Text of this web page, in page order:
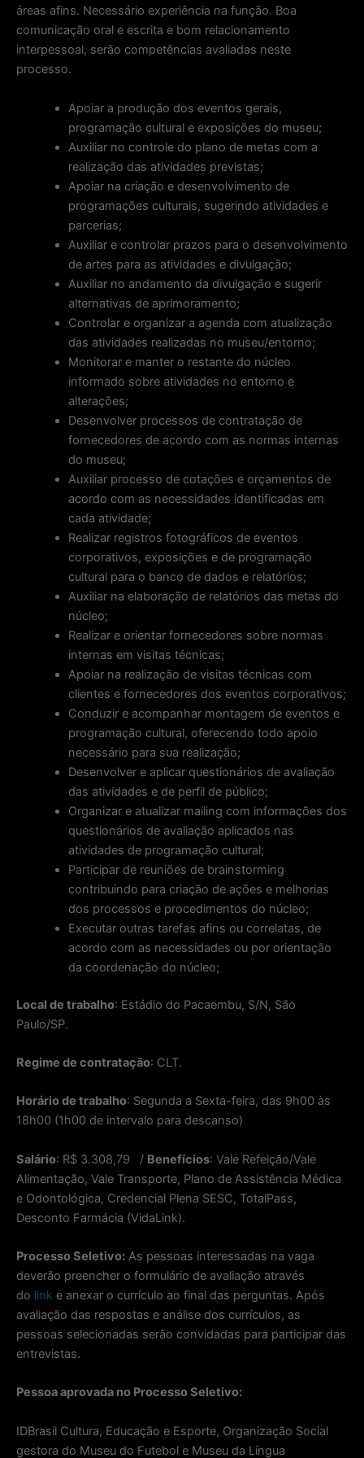
áreas afins. Necessário experiência na função. Boa
comunicação oral e escrita e bom relacionamento
interpessoal, serão competências avaliadas neste
processo.
Apoiar a produção dos eventos gerais,
programação cultural e exposições do museu;
Auxiliar no controle do plano de metas com a
realização das atividades previstas;
Apoiar na criação e desenvolvimento de
programações culturais, sugerindo atividades e
parcerias;
Auxiliar e controlar prazos para o desenvolvimento
de artes para as atividades e divulgação;
Auxiliar no andamento da divulgação e sugerir
alternativas de aprimoramento;
Controlar e organizar a agenda com atualização
das atividades realizadas no museu/entorno;
Monitorar e manter o restante do núcleo
informado sobre atividades no entorno e
alterações;
Desenvolver processos de contratação de
fornecedores de acordo com as normas internas
do museu;
Auxiliar processo de cotações e orçamentos de
acordo com as necessidades identificadas em
cada atividade;
Realizar registros fotográficos de eventos
corporativos, exposições e de programação
cultural para o banco de dados e relatórios;
Auxiliar na elaboração de relatórios das metas do
núcleo;
Realizar e orientar fornecedores sobre normas
internas em visitas técnicas;
Apoiar na realização de visitas técnicas com
clientes e fornecedores dos eventos corporativos;
Conduzir e acompanhar montagem de eventos e
programação cultural, oferecendo todo apoio
necessário para sua realização;
Desenvolver e aplicar questionários de avaliação
das atividades e de perfil de público;
Organizar e atualizar mailing com informações dos
questionários de avaliação aplicados nas
atividades de programação cultural;
Participar de reuniões de brainstorming
contribuindo para criação de ações e melhorias
dos processos e procedimentos do núcleo;
Executar outras tarefas afins ou correlatas, de
acordo com as necessidades ou por orientação
da coordenação do núcleo;
Local de trabalho: Estádio do Pacaembu, S/N, São
Paulo/SP.
Regime de contratação: CLT.
Horário de trabalho: Segunda a Sexta-feira, das 9h00 às
18h00 (1h00 de intervalo para descanso)
Salário: R$ 3.308,79 / Benefícios: Vale Refeição/Vale
Alimentação, Vale Transporte, Plano de Assistência Médica
e Odontológica, Credencial Plena SESC, TotalPass,
Desconto Farmácia (VidaLink).
Processo Seletivo: As pessoas interessadas na vaga
deverão preencher o formulário de avaliação através
do link e anexar o currículo ao final das perguntas. Após
avaliação das respostas e análise dos currículos, as
pessoas selecionadas serão convidadas para participar das
entrevistas.
Pessoa aprovada no Processo Seletivo:
IDBrasil Cultura, Educação e Esporte, Organização Social
gestora do Museu do Futebol e Museu da Língua